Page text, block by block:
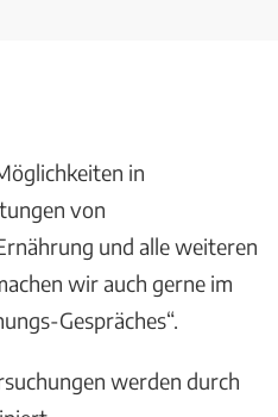
in
von
und alle weiteren
wir auch gerne im
Gespräches“.
werden durch